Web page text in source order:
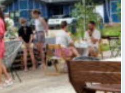
sestās Mājas kafejnīcu dienas